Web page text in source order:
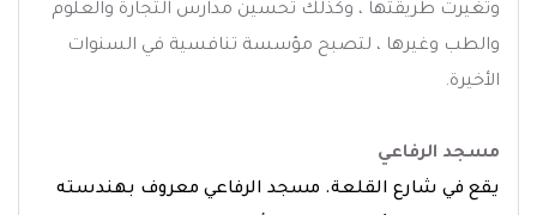
وتغيرت طريقتها ، وكذلك تحسين مدارس التجارة والعلوم
والطب وغيرها ، لتصبح مؤسسة تنافسية في السنوات
الأخيرة.
مسجد الرفاعي
يقع في شارع القلعة. مسجد الرفاعي معروف بهندسته